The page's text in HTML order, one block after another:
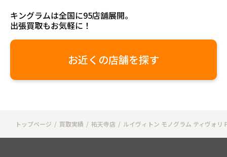
キングラムは全国に95店舗展開。
出張買取もお気軽に！
お近くの店舗を探す
トップページ 買取実績 祐天寺店 ルイヴィトン モノグラム ティヴォリ